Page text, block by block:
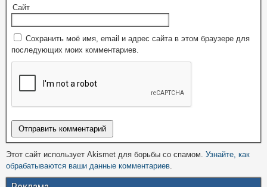
Сайт
Сохранить моё имя, email и адрес сайта в этом браузере для
последующих моих комментариев.
Этот сайт использует Akismet для борьбы со спамом. Узнайте, как
обрабатываются ваши данные комментариев.